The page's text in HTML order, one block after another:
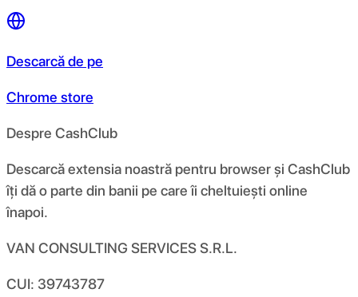
Descarcă de pe
Chrome store
Despre CashClub
Descarcă extensia noastră pentru browser și CashClub
îți dă o parte din banii pe care îi cheltuiești online
înapoi.
VAN CONSULTING SERVICES S.R.L.
CUI: 39743787